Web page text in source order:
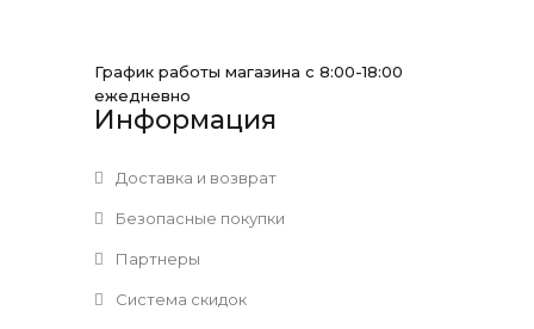
График работы магазина с 8:00-18:00
ежедневно
Информация
Доставка и возврат
Безопасные покупки
Партнеры
Система скидок